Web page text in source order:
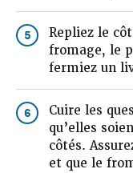
5
Repliez le
fromage, le
fermiez un
6
Cuire les
qu’elles
côtés.
et que le